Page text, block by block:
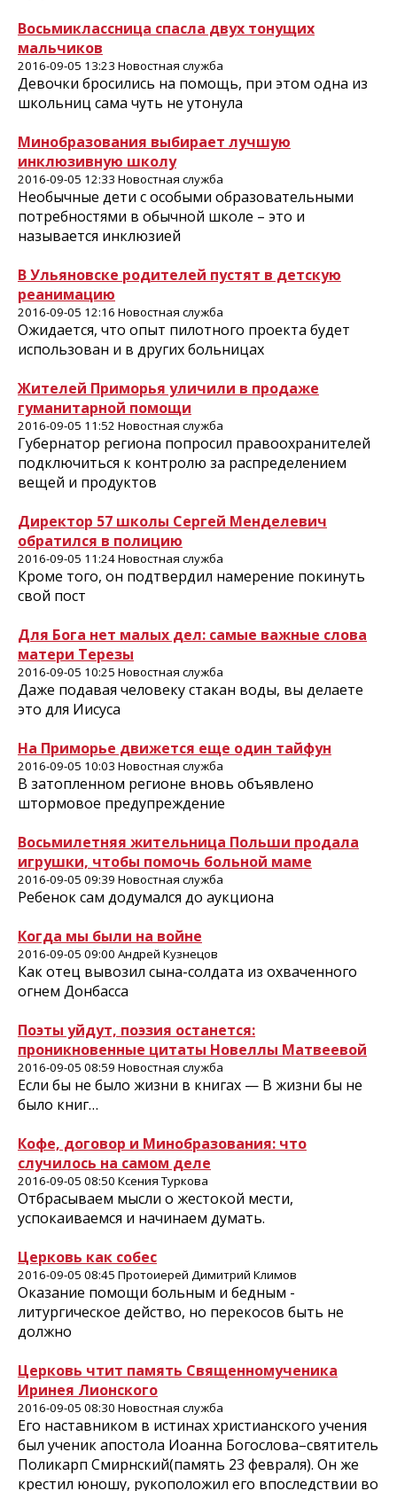
Восьмиклассница спасла двух тонущих
мальчиков
2016-09-05 13:23 Новостная служба
Девочки бросились на помощь, при этом одна из
школьниц сама чуть не утонула
Минобразования выбирает лучшую
инклюзивную школу
2016-09-05 12:33 Новостная служба
Необычные дети с особыми образовательными
потребностями в обычной школе – это и
называется инклюзией
В Ульяновске родителей пустят в детскую
реанимацию
2016-09-05 12:16 Новостная служба
Ожидается, что опыт пилотного проекта будет
использован и в других больницах
Жителей Приморья уличили в продаже
гуманитарной помощи
2016-09-05 11:52 Новостная служба
Губернатор региона попросил правоохранителей
подключиться к контролю за распределением
вещей и продуктов
Директор 57 школы Сергей Менделевич
обратился в полицию
2016-09-05 11:24 Новостная служба
Кроме того, он подтвердил намерение покинуть
свой пост
Для Бога нет малых дел: самые важные слова
матери Терезы
2016-09-05 10:25 Новостная служба
Даже подавая человеку стакан воды, вы делаете
это для Иисуса
На Приморье движется еще один тайфун
2016-09-05 10:03 Новостная служба
В затопленном регионе вновь объявлено
штормовое предупреждение
Восьмилетняя жительница Польши продала
игрушки, чтобы помочь больной маме
2016-09-05 09:39 Новостная служба
Ребенок сам додумался до аукциона
Когда мы были на войне
2016-09-05 09:00 Андрей Кузнецов
Как отец вывозил сына-солдата из охваченного
огнем Донбасса
Поэты уйдут, поэзия останется:
проникновенные цитаты Новеллы Матвеевой
2016-09-05 08:59 Новостная служба
Если бы не было жизни в книгах — В жизни бы не
было книг…
Кофе, договор и Минобразования: что
случилось на самом деле
2016-09-05 08:50 Ксения Туркова
Отбрасываем мысли о жестокой мести,
успокаиваемся и начинаем думать.
Церковь как собес
2016-09-05 08:45 Протоиерей Димитрий Климов
Оказание помощи больным и бедным -
литургическое действо, но перекосов быть не
должно
Церковь чтит память Священномученика
Иринея Лионского
2016-09-05 08:30 Новостная служба
Его наставником в истинах христианского учения
был ученик апостола Иоанна Богослова–святитель
Поликарп Смирнский(память 23 февраля). Он же
крестил юношу, рукоположил его впоследствии во